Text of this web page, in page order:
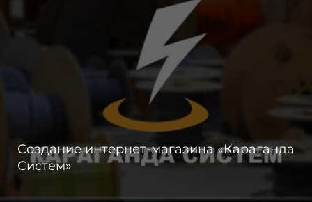
Создание интернет-магазина «Караганда
Систем»